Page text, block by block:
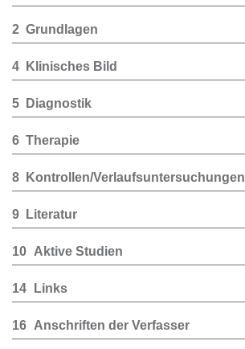
2 Grundlagen
4 Klinisches Bild
5 Diagnostik
6 Therapie
8 Kontrollen/Verlaufsuntersuchungen
9 Literatur
10 Aktive Studien
14 Links
16 Anschriften der Verfasser